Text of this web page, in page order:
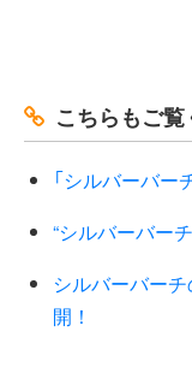
こちらもご
「シルバーバー
“シルバーバー
シルバーバー
開！